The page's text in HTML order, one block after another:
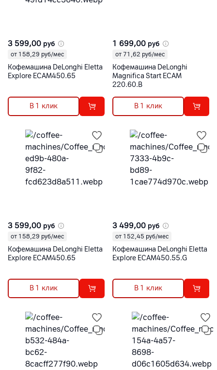
3 599,00 руб
от 158,29 руб/мес
Кофемашина DeLonghi Eletta
Explore ECAM450.65
В 1 клик
1 699,00 руб
от 71,62 руб/мес
Кофемашина DeLonghi
Magnifica Start ECAM
220.60.B
В 1 клик
3 599,00 руб
от 158,29 руб/мес
Кофемашина DeLonghi Eletta
Explore ECAM450.65
В 1 клик
3 499,00 руб
от 152,45 руб/мес
Кофемашина DeLonghi Eletta
Explore ECAM450.55.G
В 1 клик